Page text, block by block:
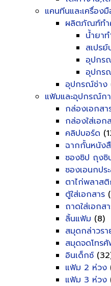
แคนทีนและเครื่อง
ผลิตภัณฑ์ทำ
น้ำยา
สเปร
อุปกร
อุปกร
อุปกรณ์ช่าง
แฟ้มและอุปกรณ์ก
กล่องเอกสา
กล่องใส่เอก
คลิปบอร์ด
ฉากกั้นหนัง
ซองซิป ถุงซิ
ซองเอนกปร
ตาไก่พลาส
ตู้ใส่เอกสาร
ถาดใส่เอกส
ลิ้นแฟ้ม (8)
สมุดกล่าวร
สมุดจดโทร
อินเด็กซ์
แฟ้ม 2 ห่วง
แฟ้ม 3 ห่วง